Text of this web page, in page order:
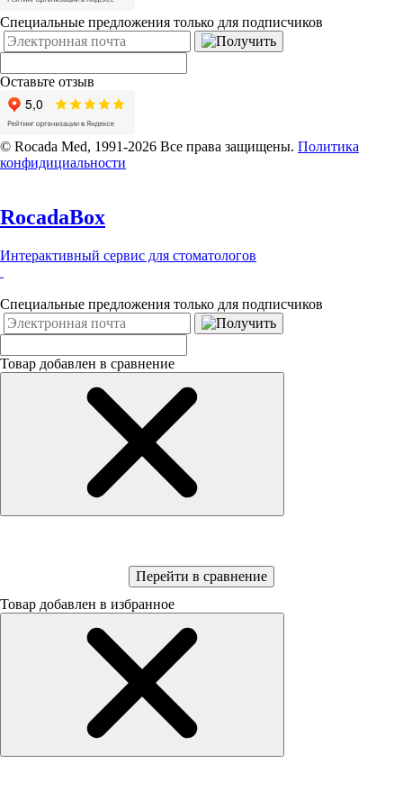
Специальные предложения только для подписчиков
Оставьте отзыв
© Rocada Med, 1991-2026 Все права защищены. Политика
конфидициальности
RocadaBox
Интерактивный сервис для стоматологов
Специальные предложения только для подписчиков
Товар добавлен в сравнение
Перейти в сравнение
Товар добавлен в избранное